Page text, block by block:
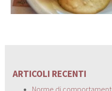
ARTICOLI RECENTI
Norme di